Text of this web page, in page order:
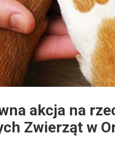
akcja na
Zwierząt w